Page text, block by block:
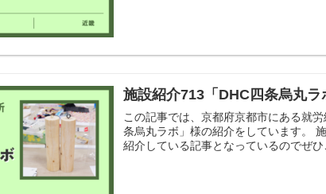
施設紹介713「DHC四条烏丸ラ
この記事では、京都府京都市にある就
条烏丸ラボ」様の紹介をしています。
紹介している記事となっているのでぜひ